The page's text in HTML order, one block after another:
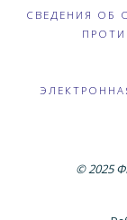
СВЕДЕНИЯ ОБ
© 2025